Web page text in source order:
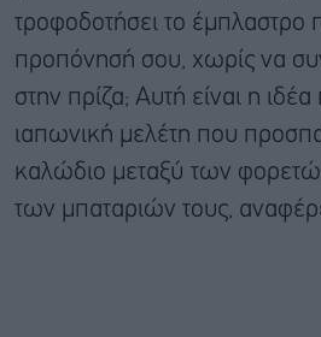
τροφοδοτήσει το έμπλαστρο
προπόνησή σου, χωρίς να
στην πρίζα; Αυτή είναι η
ιαπωνική μελέτη που
καλώδιο μεταξύ των
των μπαταριών τους,